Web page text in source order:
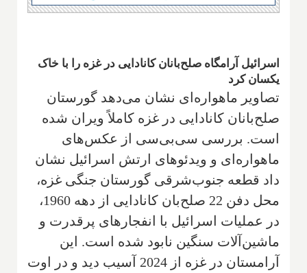
اسرائیل آرامگاه صلح‌بانان کانادایی در غزه را با خاک
یکسان کرد
تصاویر ماهواره‌ای نشان می‌دهد گورستان
صلح‌بانان کانادایی در غزه کاملاً ویران شده
است. بررسی سی‌بی‌سی از عکس‌های
ماهواره‌ای و ویدئوهای ارتش اسرائیل نشان
داد قطعه جنوب‌شرقی گورستان جنگی غزه،
محل دفن 22 صلح‌بان کانادایی از دهه 1960،
در عملیات اسرائیل با انفجارهای پرقدرت و
ماشین‌آلات سنگین نابود شده است. این
آرامستان در غزه از 2024 آسیب دید و در اوت